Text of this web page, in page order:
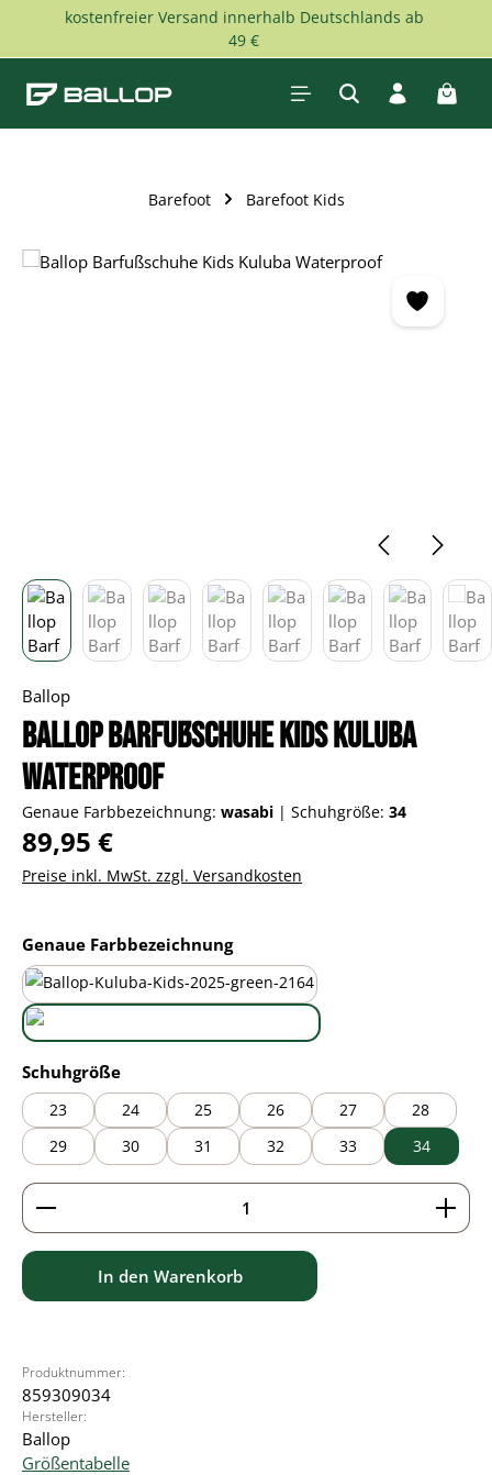
Zum Hauptinhalt springen
kostenfreier Versand innerhalb Deutschlands ab
49 €
Barefoot Barefoot Kids
Bildergalerie überspringen
Ballop
Ballop Barfußschuhe Kids Kuluba
Waterproof
Genaue Farbbezeichnung: wasabi | Schuhgröße: 34
Regulärer Preis:
89,95 €
Preise inkl. MwSt. zzgl. Versandkosten
Genaue Farbbezeichnungauswählen
black/green
wasabi
Schuhgrößeauswählen
23 24 25 26 27
28
29
30 31 32 33 34
Produkt Anzahl: Gib den gewünschten Wert ein
In den Warenkorb
Produktnummer:
859309034
Hersteller:
Ballop
Größentabelle